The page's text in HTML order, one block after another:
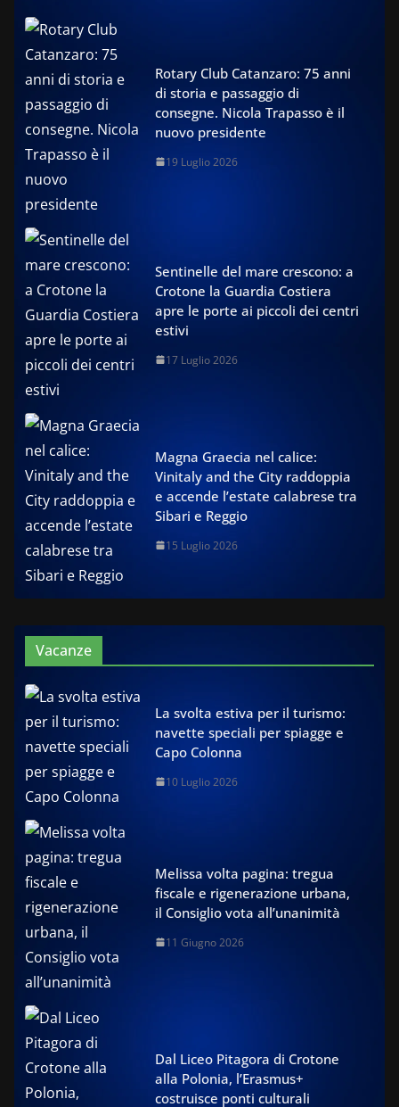
Rotary Club Catanzaro: 75 anni
di storia e passaggio di
consegne. Nicola Trapasso è il
nuovo presidente
19 Luglio 2026
Sentinelle del mare crescono: a
Crotone la Guardia Costiera
apre le porte ai piccoli dei centri
estivi
17 Luglio 2026
Magna Graecia nel calice:
Vinitaly and the City raddoppia
e accende l’estate calabrese tra
Sibari e Reggio
15 Luglio 2026
Vacanze
La svolta estiva per il turismo:
navette speciali per spiagge e
Capo Colonna
10 Luglio 2026
Melissa volta pagina: tregua
fiscale e rigenerazione urbana,
il Consiglio vota all’unanimità
11 Giugno 2026
Dal Liceo Pitagora di Crotone
alla Polonia, l’Erasmus+
costruisce ponti culturali